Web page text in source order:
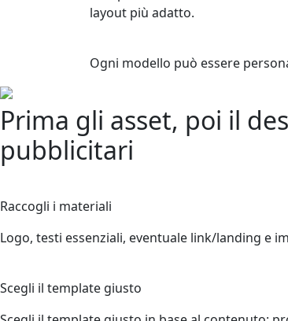
layout più adatto.
Ogni modello può essere
Prima gli asset, poi il
pubblicitari
Raccogli i materiali
Logo, testi essenziali, eventuale link/landing e
Scegli il template giusto